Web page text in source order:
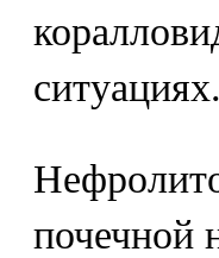
ситуациях.
почечной